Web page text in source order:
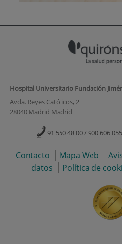
Hospital Universitario Fundación
Avda. Reyes Católicos, 2
28040 Madrid Madrid
91 550 48 00 / 900 606 055
Contacto Mapa Web
datos
Política de